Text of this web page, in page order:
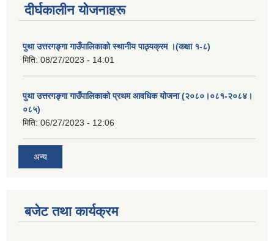
दीर्घकालीन योजनाहरू
पुथा उत्तरगङ्गा गाउँपालिकाको स्थानीय पाठ्यक्रम ।(कक्षा १-८)
मिति: 08/27/2023 - 14:01
पुथा उत्तरगङ्गा गाउँपालिकाको प्रथम आवधिक योजना (२०८०।०८१-२०८४।
०८५)
मिति: 06/27/2023 - 12:06
अन्य
बजेट तथा कार्यक्रम